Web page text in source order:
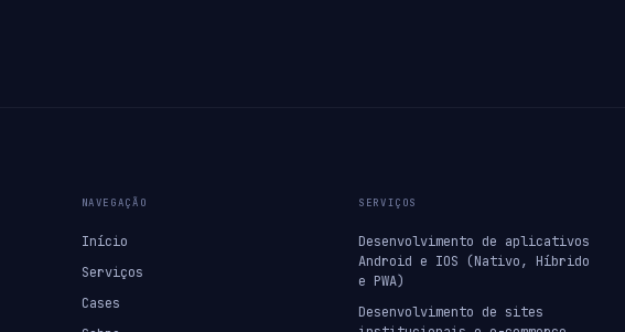
NAVEGAÇÃO
Início
Serviços
Cases
SERVIÇOS
Desenvolvimento de aplicativos
Android e IOS (Nativo, Híbrido
e PWA)
Desenvolvimento de sites